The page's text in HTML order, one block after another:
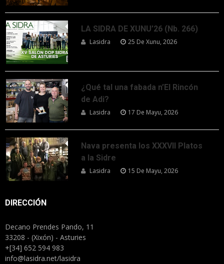
LA SIDRA DE XUNU’26 (Nb. 266)
Lasidra 25 De Xunu, 2026
¿Qué tal una fabada n’El Rincón
de Adi?
Lasidra 17 De Mayu, 2026
Nava presenta los XXXVII Platos
a la Sidre
Lasidra 15 De Mayu, 2026
DIRECCIÓN
Decano Prendes Pando, 11
33208 - (Xixón) - Asturies
+[34] 652 594 983
info@lasidra.net/lasidra